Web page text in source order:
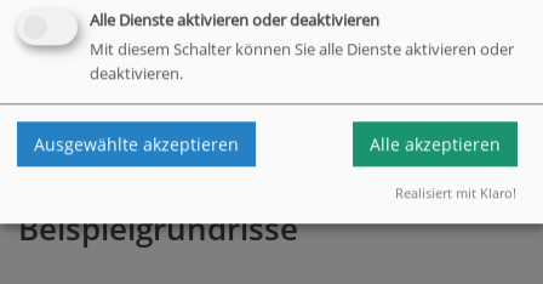
Im Haus Am Frankenbergbeträgt die Nettokaltmiete derzeit
für eine 1,5-Zimmer-Wohnung 341,50 Euro, für eine 2-
Zimmer-Wohnung 430 Euro.
Gerne informieren wir Sie ausführlich, hier finden Sie
denKontakt.
Beispielgrundrisse
Alle Dienste aktivieren oder deaktivieren
Mit diesem Schalter können Sie alle Dienste aktivieren oder
deaktivieren.
Ausgewählte akzeptieren Alle akzeptieren
Realisiert mit Klaro!